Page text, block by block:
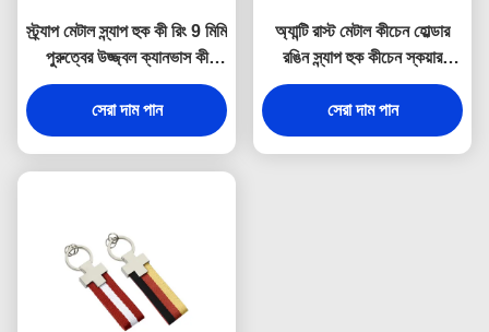
স্ট্র্যাপ মেটাল স্ন্যাপ হুক কী রিং 9 মিমি
পুরুত্বের উজ্জ্বল ক্যানভাস কী
হোল্ডার স্যুভেনির
সেরা দাম পান
অ্যান্টি রাস্ট মেটাল কীচেন হোল্ডার
রঙিন স্ন্যাপ হুক কীচেন স্কয়ার
প্লাস্টিক
সেরা দাম পান